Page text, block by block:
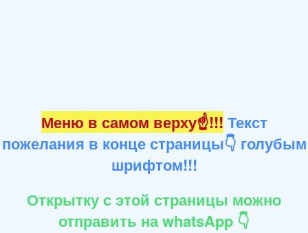
Меню в самом верху☝!!! Текст
пожелания в конце страницы👇 голубым
шрифтом!!!
Открытку с этой страницы можно
отправить на whatsApp 👇